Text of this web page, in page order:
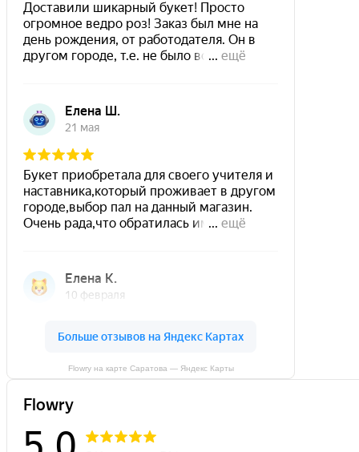
Flowry на карте Саратова — Яндекс Карты